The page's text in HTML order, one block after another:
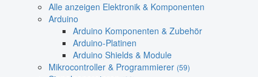
Alle anzeigen Elektronik & Komponenten
Arduino
Arduino Komponenten & Zubehör
Arduino-Platinen
Arduino Shields & Module
Mikrocontroller & Programmierer (59)